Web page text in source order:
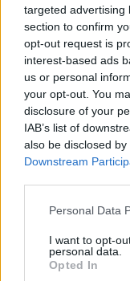
targeted advertising
section to confirm
opt-out request is
interest-based ads
us or personal
your opt-out. You
disclosure of your
IAB’s list of
also be disclosed
Downstream
Please note that
not limited to your
grant or deny
use your data for
Personal Data
I want to opt-
personal data.
Opted In